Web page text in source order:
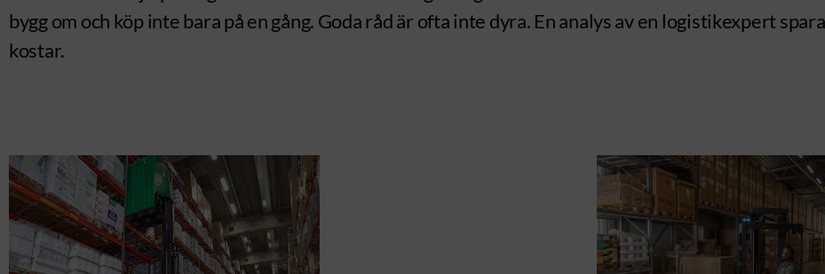
bygg om och köp inte bara på en gång. Goda råd är ofta inte dyra. En analys av en logistikexpert
kostar.